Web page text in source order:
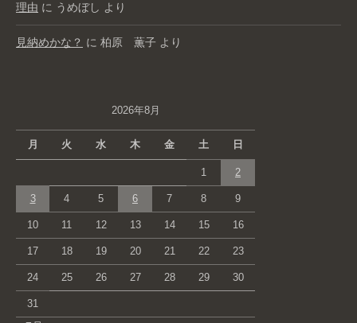
理由 に うめぼし より
見納めかな？ に 柏原 薫子 より
2026年8月
月 火 水 木 金 土 日
1 2
3 4 5 6 7 8 9
10 11 12 13 14 15 16
17 18 19 20 21 22 23
24 25 26 27 28 29 30
31